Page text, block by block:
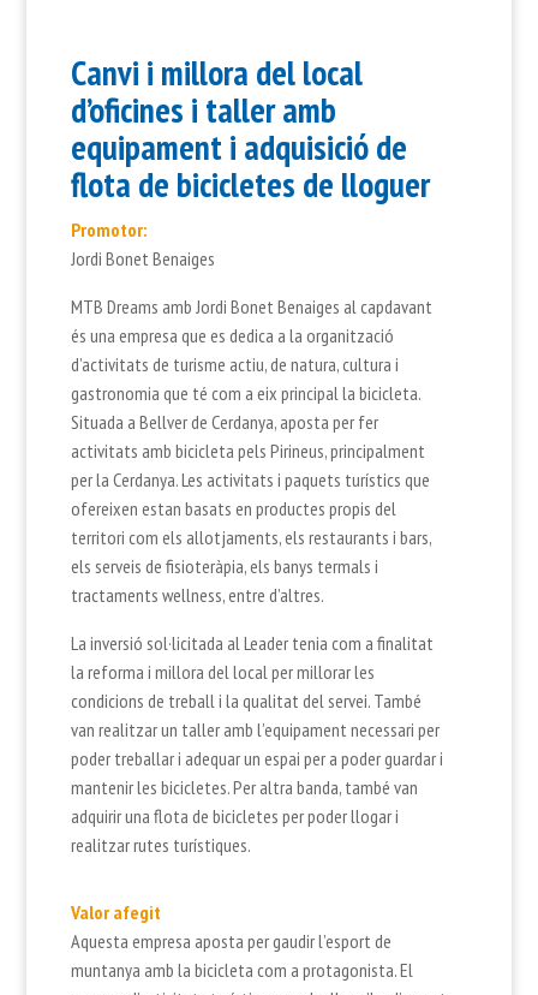
Canvi i millora del local
d’oficines i taller amb
equipament i adquisició de
flota de bicicletes de lloguer
Promotor:
Jordi Bonet Benaiges
MTB Dreams amb Jordi Bonet Benaiges al capdavant
és una empresa que es dedica a la organització
d’activitats de turisme actiu, de natura, cultura i
gastronomia que té com a eix principal la bicicleta.
Situada a Bellver de Cerdanya, aposta per fer
activitats amb bicicleta pels Pirineus, principalment
per la Cerdanya. Les activitats i paquets turístics que
ofereixen estan basats en productes propis del
territori com els allotjaments, els restaurants i bars,
els serveis de fisioteràpia, els banys termals i
tractaments wellness, entre d’altres.
La inversió sol·licitada al Leader tenia com a finalitat
la reforma i millora del local per millorar les
condicions de treball i la qualitat del servei. També
van realitzar un taller amb l’equipament necessari per
poder treballar i adequar un espai per a poder guardar i
mantenir les bicicletes. Per altra banda, també van
adquirir una flota de bicicletes per poder llogar i
realitzar rutes turístiques.
Valor afegit
Aquesta empresa aposta per gaudir l’esport de
muntanya amb la bicicleta com a protagonista. El